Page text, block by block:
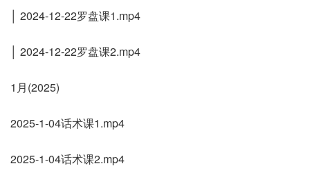
│ 2024-12-22罗盘课1.mp4
│ 2024-12-22罗盘课2.mp4
1月(2025)
2025-1-04话术课1.mp4
2025-1-04话术课2.mp4